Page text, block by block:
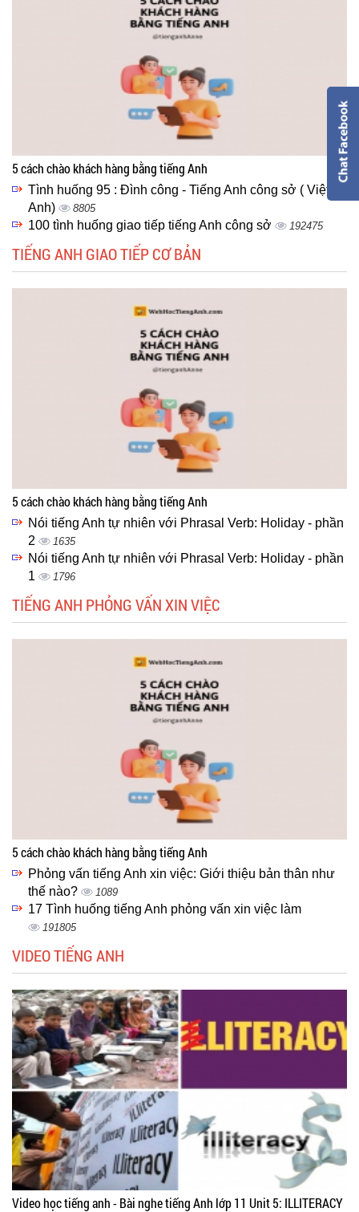
5 cách chào khách hàng bằng tiếng Anh
Tình huống 95 : Đình công - Tiếng Anh công sở ( Việt -
Anh)
8805
100 tình huống giao tiếp tiếng Anh công sở 192475
TIẾNG ANH GIAO TIẾP CƠ BẢN
5 cách chào khách hàng bằng tiếng Anh
Nói tiếng Anh tự nhiên với Phrasal Verb: Holiday - phần
2
1635
Nói tiếng Anh tự nhiên với Phrasal Verb: Holiday - phần
1
1796
TIẾNG ANH PHỎNG VẤN XIN VIỆC
5 cách chào khách hàng bằng tiếng Anh
Phỏng vấn tiếng Anh xin việc: Giới thiệu bản thân như
thế nào?
1089
17 Tình huống tiếng Anh phỏng vấn xin việc làm
191805
VIDEO TIẾNG ANH
Video học tiếng anh - Bài nghe tiếng Anh lớp 11 Unit 5: ILLITERACY